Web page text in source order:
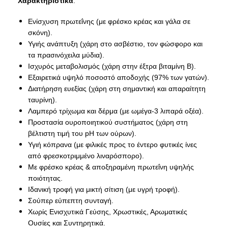
Ενίσχυση πρωτεΐνης (με φρέσκο κρέας και γάλα σε
σκόνη).
Υγιής ανάπτυξη (χάρη στο ασβέστιο, τον φώσφορο και
τα πρασινόχειλα μύδια).
Ισχυρός μεταβολισμός (χάρη στην έξτρα βιταμίνη Β).
Εξαιρετικά υψηλό ποσοστό αποδοχής (97% των γατών).
Διατήρηση ευεξίας (χάρη στη σημαντική και απαραίτητη
ταυρίνη).
Λαμπερό τρίχωμα και δέρμα (με ωμέγα-3 λιπαρά οξέα).
Προστασία ουροποιητικού συστήματος (χάρη στη
βέλτιστη τιμή του pH των ούρων).
Υγιή κόπρανα (με φιλικές προς το έντερο φυτικές ίνες
από φρεσκοτριμμένο λιναρόσπορο).
Με φρέσκο κρέας & αποξηραμένη πρωτεΐνη υψηλής
ποιότητας.
Ιδανική τροφή για μικτή σίτιση (με υγρή τροφή).
Σούπερ εύπεπτη συνταγή.
Χωρίς Ενισχυτικά Γεύσης, Χρωστικές, Αρωματικές
Ουσίες και Συντηρητικά.